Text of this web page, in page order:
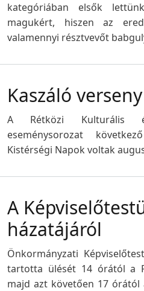
kategóriában elsők
magukért, hiszen az
valamennyi résztvevőt
Kaszáló
A Rétközi Kulturális
eseménysorozat
Kistérségi Napok voltak
A
házatájáról
Önkormányzati
tartotta ülését 14 órától a
majd azt követően 17 órától